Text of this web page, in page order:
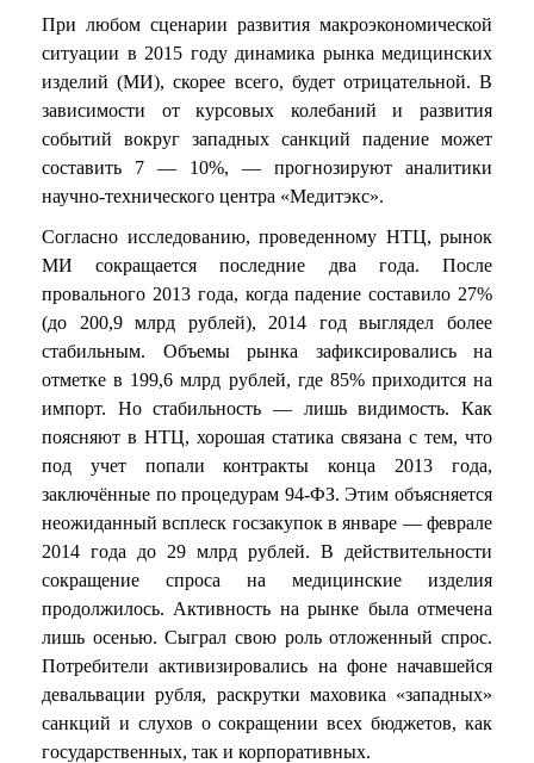
При любом сценарии развития макроэкономической
ситуации в 2015 году динамика рынка медицинских
изделий (МИ), скорее всего, будет отрицательной. В
зависимости от курсовых колебаний и развития
событий вокруг западных санкций падение может
составить 7 — 10%, — прогнозируют аналитики
научно-технического центра «Медитэкс».
Согласно исследованию, проведенному НТЦ, рынок
МИ сокращается последние два года. После
провального 2013 года, когда падение составило 27%
(до 200,9 млрд рублей), 2014 год выглядел более
стабильным. Объемы рынка зафиксировались на
отметке в 199,6 млрд рублей, где 85% приходится на
импорт. Но стабильность — лишь видимость. Как
поясняют в НТЦ, хорошая статика связана с тем, что
под учет попали контракты конца 2013 года,
заключённые по процедурам 94-ФЗ. Этим объясняется
неожиданный всплеск госзакупок в январе — феврале
2014 года до 29 млрд рублей. В действительности
сокращение спроса на медицинские изделия
продолжилось. Активность на рынке была отмечена
лишь осенью. Сыграл свою роль отложенный спрос.
Потребители активизировались на фоне начавшейся
девальвации рубля, раскрутки маховика «западных»
санкций и слухов о сокращении всех бюджетов, как
государственных, так и корпоративных.